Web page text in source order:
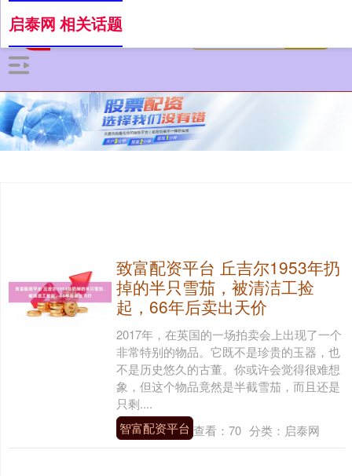
启泰网 相关话题
致富配资平台 丘吉尔1953年扔
掉的半只雪茄，被清洁工捡
起，66年后卖出天价
2017年，在英国的一场拍卖会上出现了一个
非常特别的物品。它既不是珍贵的玉器，也
不是历史悠久的古董。你或许会觉得很难想
象，但这个物品竟然是半截雪茄，而且还是
只剩....
智富配资平台 查看： 70 分类： 启泰网